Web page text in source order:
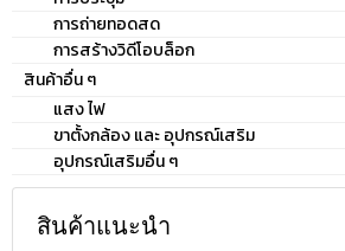
การถ่ายทอดสด
การสร้างวิดีโอบล็อก
สินค้าอื่น ๆ
แสง ไฟ
ขาตั้งกล้อง และ อุปกรณ์เสริม
อุปกรณ์เสริมอื่น ๆ
สินค้าแนะนำ